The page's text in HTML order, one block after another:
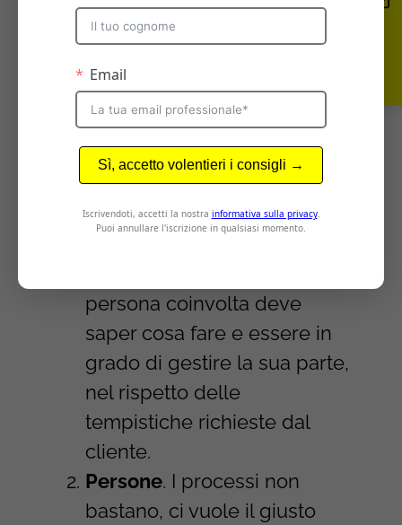
tempo di attesa per la risposta al
ticket.
Ovviamente, i fattori che entrano
in gioco sull’efficacia dell’intero
ecosistema dipendono da 2
cose principalmente:
Processi. Ovviamente tutto
persona coinvolta deve
saper cosa fare e essere in
grado di gestire la sua parte,
nel rispetto delle
tempistiche richieste dal
cliente.
Persone. I processi non
bastano, ci vuole il giusto